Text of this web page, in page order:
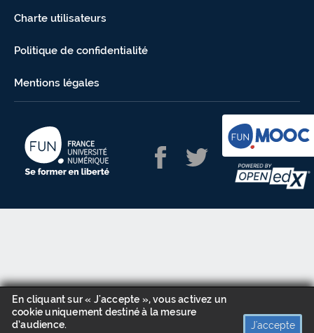
En cliquant sur « J'accepte », vous activez un
cookie uniquement destiné à la mesure
d’audience.
J'accepte
Charte utilisateurs
Politique de confidentialité
Mentions légales